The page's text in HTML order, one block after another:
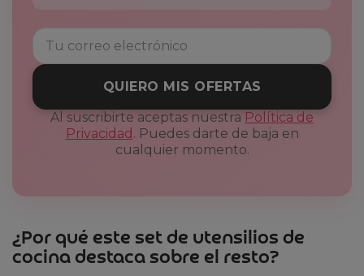
QUIERO MIS OFERTAS
Al suscribirte aceptas nuestra Política de
Privacidad . Puedes darte de baja en
cualquier momento.
¿Por qué este set de utensilios de
cocina destaca sobre el resto?